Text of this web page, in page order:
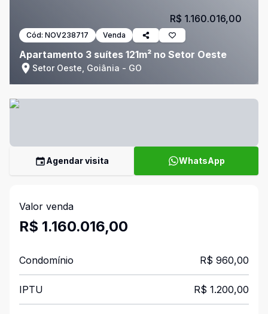
Cód: NOV238717 Venda
Apartamento 3 suítes 121m² no Setor Oeste
Setor Oeste, Goiânia - GO
R$ 1.160.016,00
Agendar visita WhatsApp
Valor venda
R$ 1.160.016,00
Condomínio R$ 960,00
IPTU R$ 1.200,00